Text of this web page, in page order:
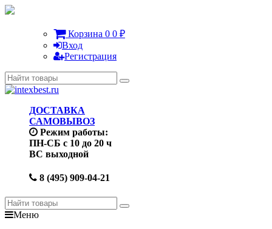
Корзина 0 0 ₽
Вход
Регистрация
ДОСТАВКА
САМОВЫВОЗ
Режим работы:
ПН-СБ с 10 до 20 ч
ВС выходной
8 (495) 909-04-21
Меню